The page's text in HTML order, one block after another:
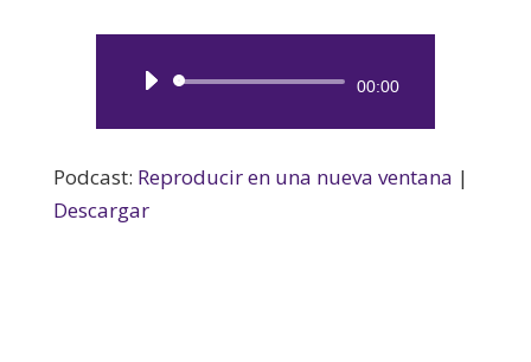
Reproductor
00:00
Podcast: Reproducir en una nueva ventana |
Descargar